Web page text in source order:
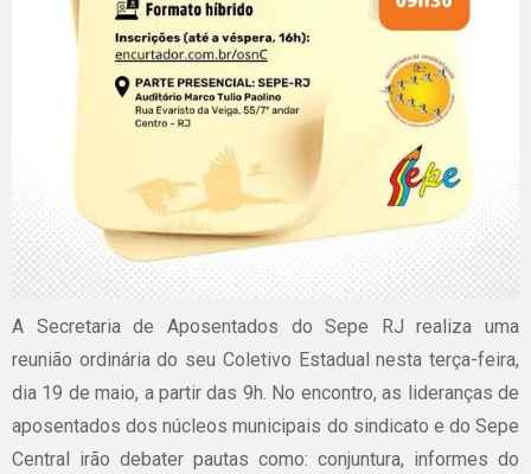
A Secretaria de Aposentados do Sepe RJ realiza uma
reunião ordinária do seu Coletivo Estadual nesta terça-feira,
dia 19 de maio, a partir das 9h. No encontro, as lideranças de
aposentados dos núcleos municipais do sindicato e do Sepe
Central irão debater pautas como: conjuntura, informes do